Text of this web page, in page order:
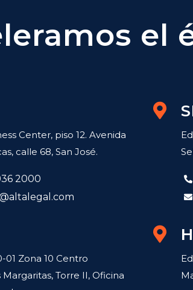
el
Center, piso 12. Avenida
calle 68, San José.
2000
01 Zona 10 Centro
Margaritas, Torre II, Oficina